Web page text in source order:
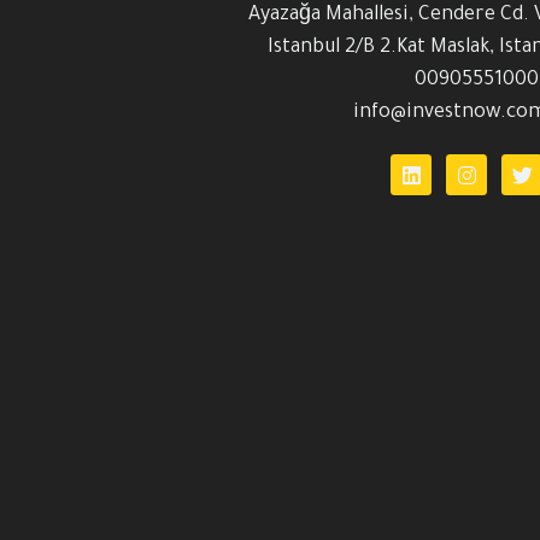
Ayazağa Mahallesi, Cendere Cd.
Istanbul 2/B 2.Kat Maslak,